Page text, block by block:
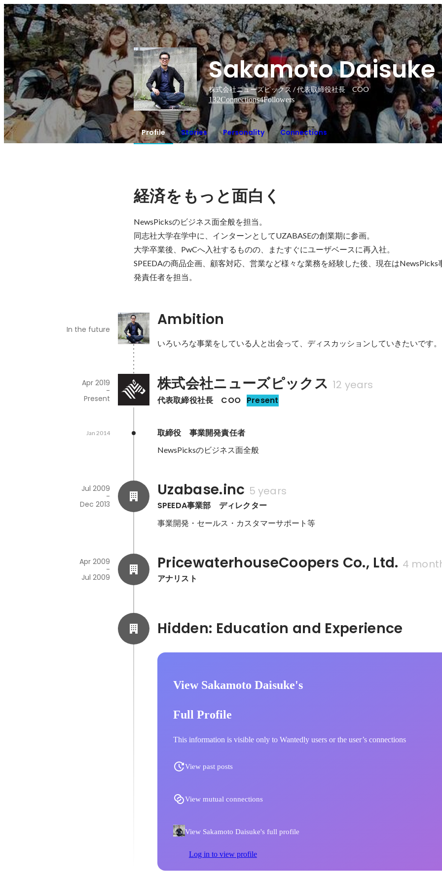
Sakamoto Daisuke
株式会社ニューズピックス / 代表取締役社長 COO
132Connections4Followers
Profile Stories Personality Connections
経済をもっと面白く
NewsPicksのビジネス面全般を担当。
同志社大学在学中に、インターンとしてUZABASEの創業期に参画。
大学卒業後、PwCへ入社するものの、またすぐにユーザベースに再入社。
SPEEDAの商品企画、顧客対応、営業など様々な業務を経験した後、現在はNewsPicks
発責任者を担当。
Ambition
In the future
いろいろな事業をしている人と出会って、ディスカッションしていきたいです。
株式会社ニューズピックス 12 years
代表取締役社長　COO Present
Apr 2019
-
Present
取締役　事業開発責任者
Jan 2014
NewsPicksのビジネス面全般
Uzabase.inc 5 years
SPEEDA事業部　ディレクター
Jul 2009
-
Dec 2013
事業開発・セールス・カスタマーサポート等
PricewaterhouseCoopers Co., Ltd. 4
アナリスト
Apr 2009
-
Jul 2009
View Sakamoto Daisuke's
Full Profile
This information is visible only to Wantedly users or the user’s connections
View past posts
View mutual connections
View Sakamoto Daisuke's full profile
Log in to view profile